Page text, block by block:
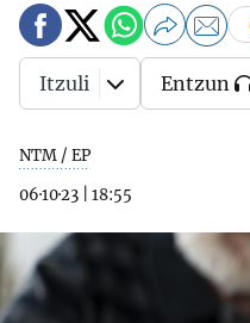
NTM / EP
06·10·23
18:55
Itzuli Entzun